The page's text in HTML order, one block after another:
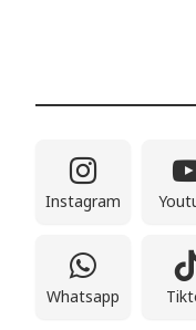
Instagram
Whatsapp